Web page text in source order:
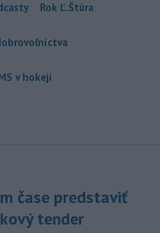
Rok Ľ.Štúra
v hokeji
čase predstaviť
tender